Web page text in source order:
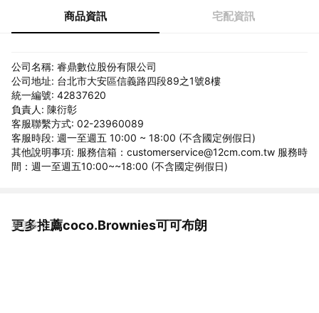
商品資訊 宅配資訊
公司名稱: 睿鼎數位股份有限公司
公司地址: 台北市大安區信義路四段89之1號8樓
統一編號: 42837620
負責人: 陳衍彰
客服聯繫方式: 02-23960089
客服時段: 週一至週五 10:00 ~ 18:00 (不含國定例假日)
其他說明事項: 服務信箱：customerservice@12cm.com.tw 服務時
間：週一至週五10:00~~18:00 (不含國定例假日)
更多推薦coco.Brownies可可布朗
看更多